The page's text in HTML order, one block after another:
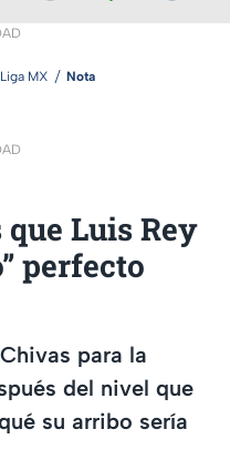
Liga MX Nota
Luis Rey
perfecto
para la
del nivel que
su arribo sería